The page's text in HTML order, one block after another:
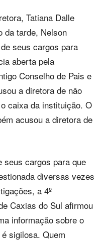
Tatiana Dalle
da tarde, Nelson
seus cargos para
aberta pela
Conselho de Pais e
a diretora de não
caixa da instituição. O
acusou a diretora de
seus cargos para que
diversas vezes
a 4º
Caxias do Sul afirmou
informação sobre o
sigilosa. Quem